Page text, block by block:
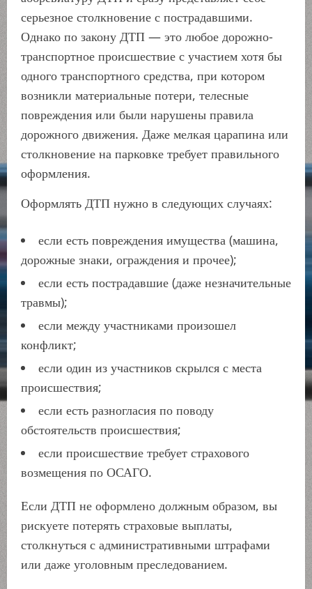
серьезное столкновение с пострадавшими.
Однако по закону ДТП — это любое дорожно-
транспортное происшествие с участием хотя бы
одного транспортного средства, при котором
возникли материальные потери, телесные
повреждения или были нарушены правила
дорожного движения. Даже мелкая царапина или
столкновение на парковке требует правильного
оформления.
Оформлять ДТП нужно в следующих случаях:
если есть повреждения имущества (машина,
дорожные знаки, ограждения и прочее);
если есть пострадавшие (даже незначительные
травмы);
если между участниками произошел
конфликт;
если один из участников скрылся с места
происшествия;
если есть разногласия по поводу
обстоятельств происшествия;
если происшествие требует страхового
возмещения по ОСАГО.
Если ДТП не оформлено должным образом, вы
рискуете потерять страховые выплаты,
столкнуться с административными штрафами
или даже уголовным преследованием.